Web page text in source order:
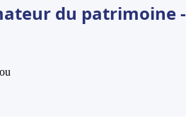
du patrimoine -